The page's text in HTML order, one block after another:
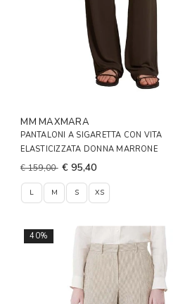
MM MAXMARA
PANTALONI A SIGARETTA CON VITA
ELASTICIZZATA DONNA MARRONE
€ 159,00 € 95,40
L M S XS
40%